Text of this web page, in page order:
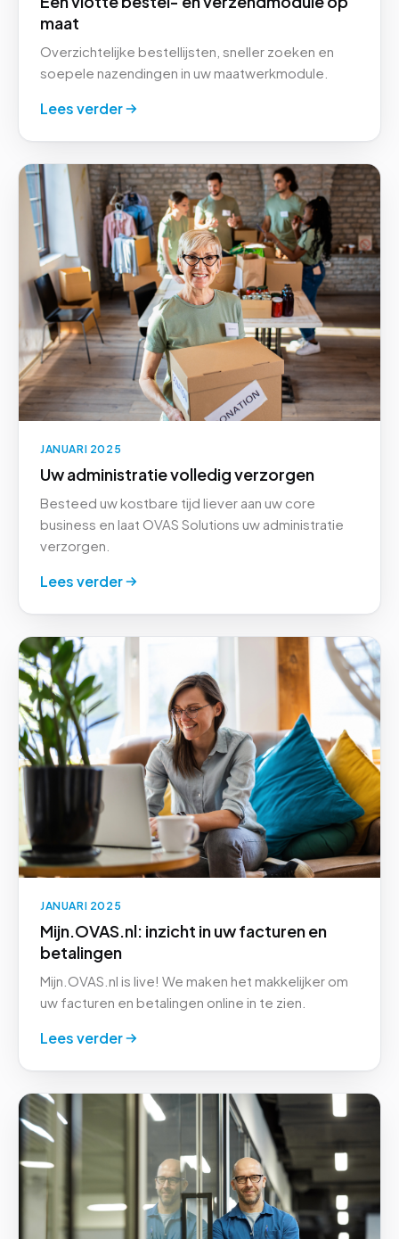
maat
Overzichtelijke bestellijsten, sneller zoeken en
soepele nazendingen in uw maatwerkmodule.
Lees verder
JANUARI 2025
Uw administratie volledig verzorgen
Besteed uw kostbare tijd liever aan uw core
business en laat OVAS Solutions uw administratie
verzorgen.
Lees verder
JANUARI 2025
Mijn.OVAS.nl: inzicht in uw facturen en
betalingen
Mijn.OVAS.nl is live! We maken het makkelijker om
uw facturen en betalingen online in te zien.
Lees verder